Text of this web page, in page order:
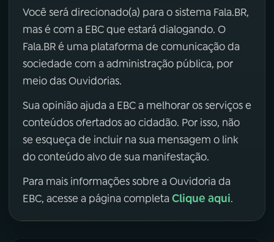
Você será direcionado(a) para o sistema Fala.BR,
mas é com a EBC que estará dialogando. O
Fala.BR é uma plataforma de comunicação da
sociedade com a administração pública, por
meio das Ouvidorias.
Sua opinião ajuda a EBC a melhorar os serviços e
conteúdos ofertados ao cidadão. Por isso, não
se esqueça de incluir na sua mensagem o link
do conteúdo alvo de sua manifestação.
Para mais informações sobre a Ouvidoria da
EBC, acesse a página completa Clique aqui.